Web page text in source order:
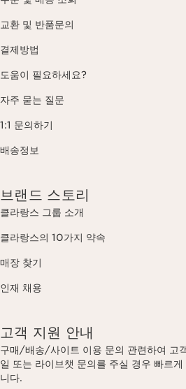
교환 및 반품문의
결제방법
도움이 필요하세요?
자주 묻는 질문
1:1 문의하기
배송정보
브랜드 스토리
클라랑스 그룹 소개
클라랑스의 10가지 약속
매장 찾기
인재 채용
고객 지원 안내
구매/배송/사이트 이용 문의 관련하여 고
일 또는 라이브챗 문의를 주실 경우 빠르
니다.